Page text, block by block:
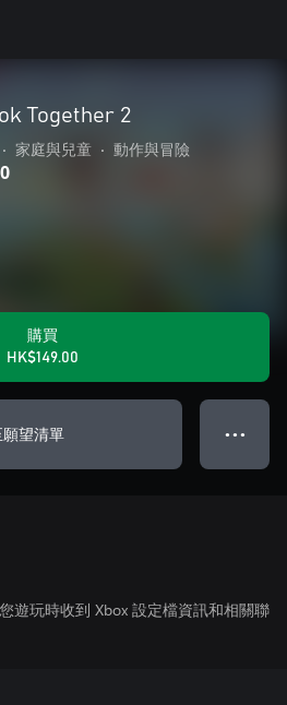
Together 2
• 家庭與兒童 • 動作與冒險
購買
HK$149.00
望清單 ● ● ●
遊玩時收到 Xbox 設定檔資訊和相關聯